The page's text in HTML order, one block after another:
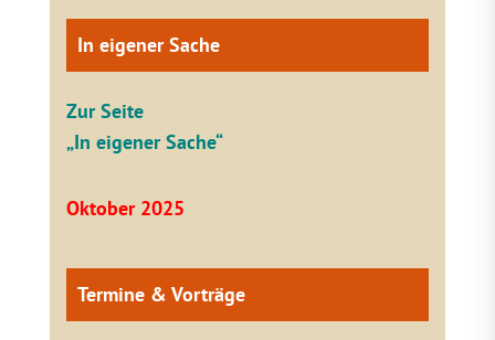
In eigener Sache
Zur Seite
„In eigener Sache“
Oktober 2025
Termine & Vorträge